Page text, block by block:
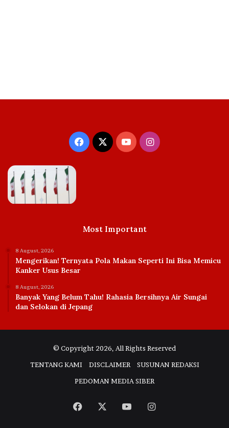
Facebook
X YouTubeInstagram
Most Important
8 August, 2026
Mengerikan! Ternyata Pola Makan Seperti Ini Bisa Memicu
Kanker Usus Besar
8 August, 2026
Banyak Yang Belum Tahu! Rahasia Bersihnya Air Sungai
dan Selokan di Jepang
© Copyright 2026, All Rights Reserved
TENTANG KAMI
DISCLAIMER
SUSUNAN REDAKSI
PEDOMAN MEDIA SIBER
Facebook YouTubeInstagram